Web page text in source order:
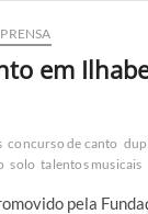
em
concurso de canto
solo talentos musicais
pela